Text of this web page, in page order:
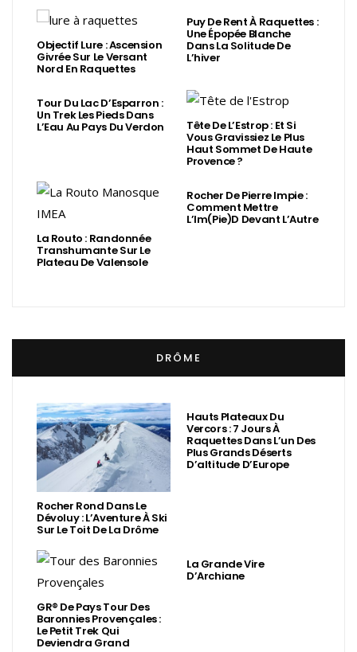
Objectif Lure : Ascension
Givrée Sur Le Versant
Nord En Raquettes
Puy De Rent À Raquettes :
Une Épopée Blanche
Dans La Solitude De
L’hiver
Tour Du Lac D’Esparron :
Un Trek Les Pieds Dans
L’Eau Au Pays Du Verdon Tête De L’Estrop : Et Si
Vous Gravissiez Le Plus
Haut Sommet De Haute
Provence ?
La Routo : Randonnée
Transhumante Sur Le
Plateau De Valensole
Rocher De Pierre Impie :
Comment Mettre
L’Im(Pie)d Devant L’Autre
DRÔME
Rocher Rond Dans Le
Dévoluy : L’Aventure À Ski
Sur Le Toit De La Drôme
Hauts Plateaux Du
Vercors : 7 Jours À
Raquettes Dans L’un Des
Plus Grands Déserts
D’altitude D’Europe
GR® De Pays Tour Des
Baronnies Provençales :
Le Petit Trek Qui
Deviendra Grand
La Grande Vire
D’Archiane